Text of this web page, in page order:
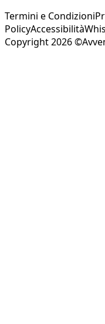
Termini e Condizioni
PolicyAccessibilità
Copyright 2026